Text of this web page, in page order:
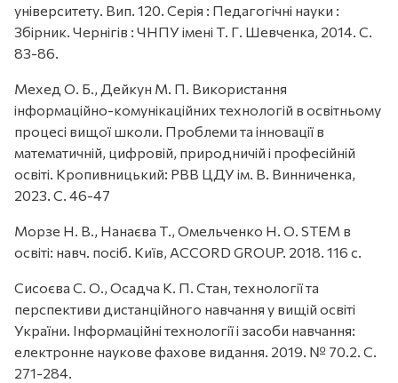
університету. Вип. 120. Серія : Педагогічні науки :
Збірник. Чернігів : ЧНПУ імені Т. Г. Шевченка, 2014. С.
83-86.
Мехед О. Б., Дейкун М. П. Використання
інформаційно-комунікаційних технологій в освітньому
процесі вищої школи. Проблеми та інновації в
математичній, цифровій, природничій і професійній
освіті. Кропивницький: РВВ ЦДУ ім. В. Винниченка,
2023. С. 46-47
Морзе Н. В., Нанаєва Т., Омельченко Н. О. STEM в
освіті: навч. посіб. Київ, ACCORD GROUP. 2018. 116 c.
Сисоєва С. О., Осадча К. П. Стан, технології та
перспективи дистанційного навчання у вищій освіті
України. Інформаційні технології і засоби навчання:
електронне наукове фахове видання. 2019. № 70.2. С.
271-284.